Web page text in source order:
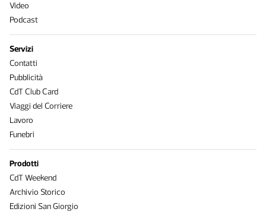
Video
Podcast
Servizi
Contatti
Pubblicità
CdT Club Card
Viaggi del Corriere
Lavoro
Funebri
Prodotti
CdT Weekend
Archivio Storico
Edizioni San Giorgio